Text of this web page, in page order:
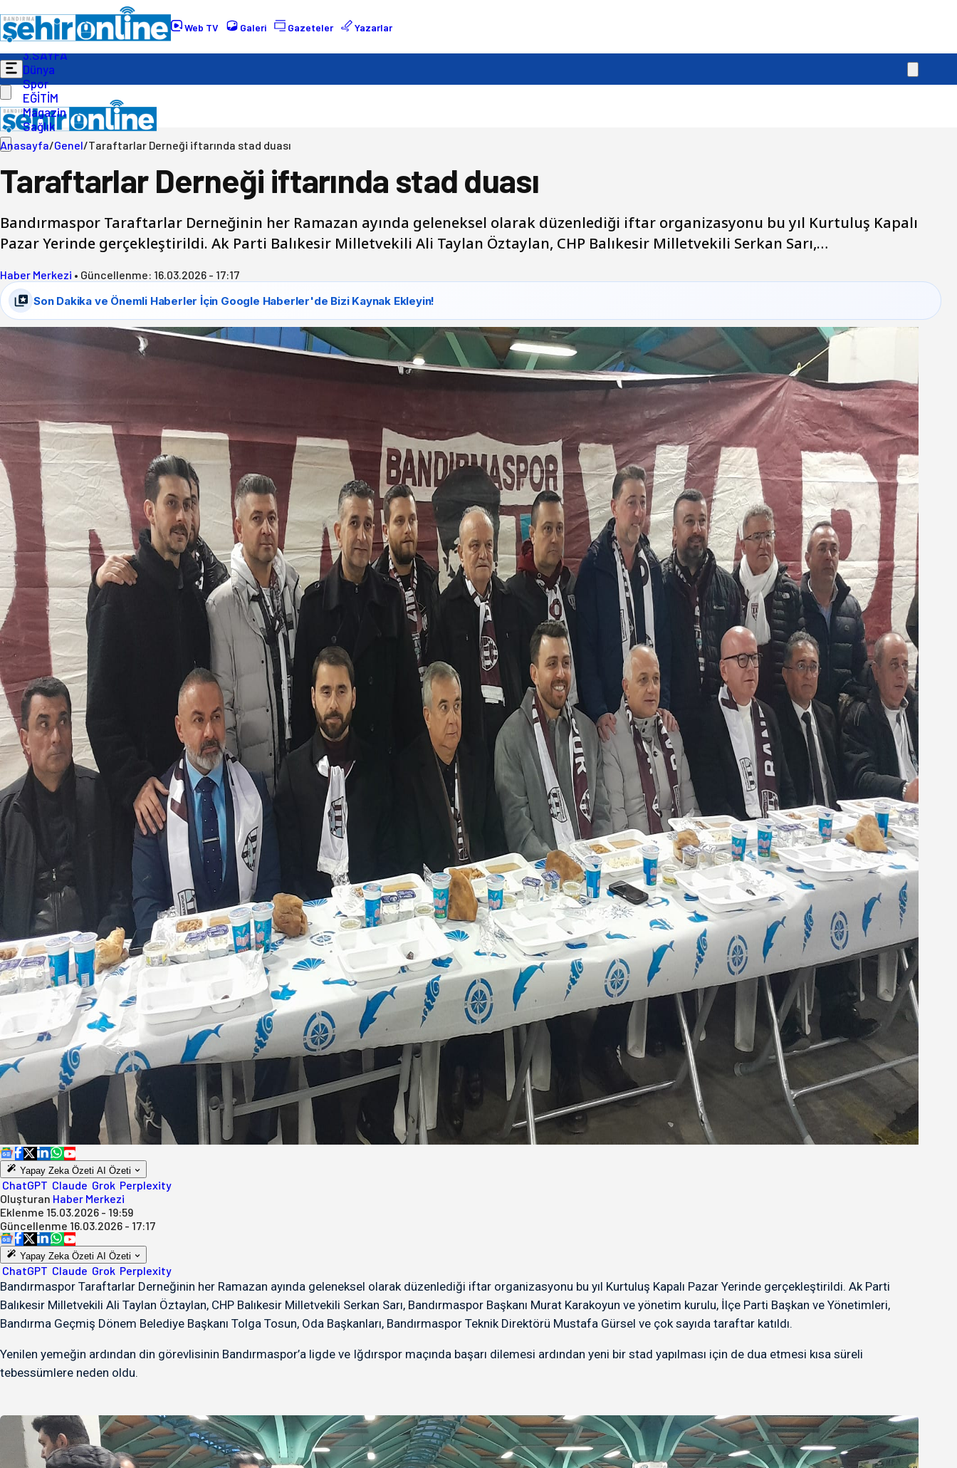
Web TV Galeri Gazeteler Yazarlar
Gündem
Ekonomi
Politika
3.SAYFA
Dünya
Spor
EĞİTİM
Magazin
Sağlık
Anasayfa/Genel/Taraftarlar Derneği iftarında stad duası
Taraftarlar Derneği iftarında stad duası
Bandırmaspor Taraftarlar Derneğinin her Ramazan ayında geleneksel olarak düzenlediği iftar organizasyonu bu yıl Kurtuluş Kapalı
Pazar Yerinde gerçekleştirildi. Ak Parti Balıkesir Milletvekili Ali Taylan Öztaylan, CHP Balıkesir Milletvekili Serkan Sarı,…
Haber Merkezi • Güncellenme: 16.03.2026 - 17:17
Son Dakika ve Önemli Haberler İçin Google Haberler'de Bizi Kaynak Ekleyin!
Yapay Zeka Özeti AI Özeti
ChatGPT Claude Grok Perplexity
Oluşturan Haber Merkezi
Eklenme 15.03.2026 - 19:59
Güncellenme 16.03.2026 - 17:17
Yapay Zeka Özeti AI Özeti
ChatGPT Claude Grok Perplexity
Bandırmaspor Taraftarlar Derneğinin her Ramazan ayında geleneksel olarak düzenlediği iftar organizasyonu bu yıl Kurtuluş Kapalı Pazar Yerinde gerçekleştirildi. Ak Parti
Balıkesir Milletvekili Ali Taylan Öztaylan, CHP Balıkesir Milletvekili Serkan Sarı, Bandırmaspor Başkanı Murat Karakoyun ve yönetim kurulu, İlçe Parti Başkan ve Yönetimleri,
Bandırma Geçmiş Dönem Belediye Başkanı Tolga Tosun, Oda Başkanları, Bandırmaspor Teknik Direktörü Mustafa Gürsel ve çok sayıda taraftar katıldı.
Yenilen yemeğin ardından din görevlisinin Bandırmaspor’a ligde ve Iğdırspor maçında başarı dilemesi ardından yeni bir stad yapılması için de dua etmesi kısa süreli
tebessümlere neden oldu.